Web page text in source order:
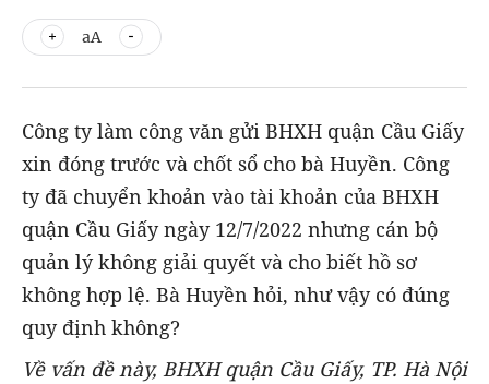
aA
Công ty làm công văn gửi BHXH quận Cầu Giấy
xin đóng trước và chốt sổ cho bà Huyền. Công
ty đã chuyển khoản vào tài khoản của BHXH
quận Cầu Giấy ngày 12/7/2022 nhưng cán bộ
quản lý không giải quyết và cho biết hồ sơ
không hợp lệ. Bà Huyền hỏi, như vậy có đúng
quy định không?
Về vấn đề này, BHXH quận Cầu Giấy, TP. Hà Nội